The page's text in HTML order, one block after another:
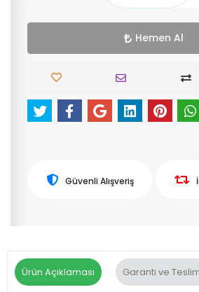
Hemen Al
Güvenli Alışveriş
Ürün Açıklaması Garanti ve